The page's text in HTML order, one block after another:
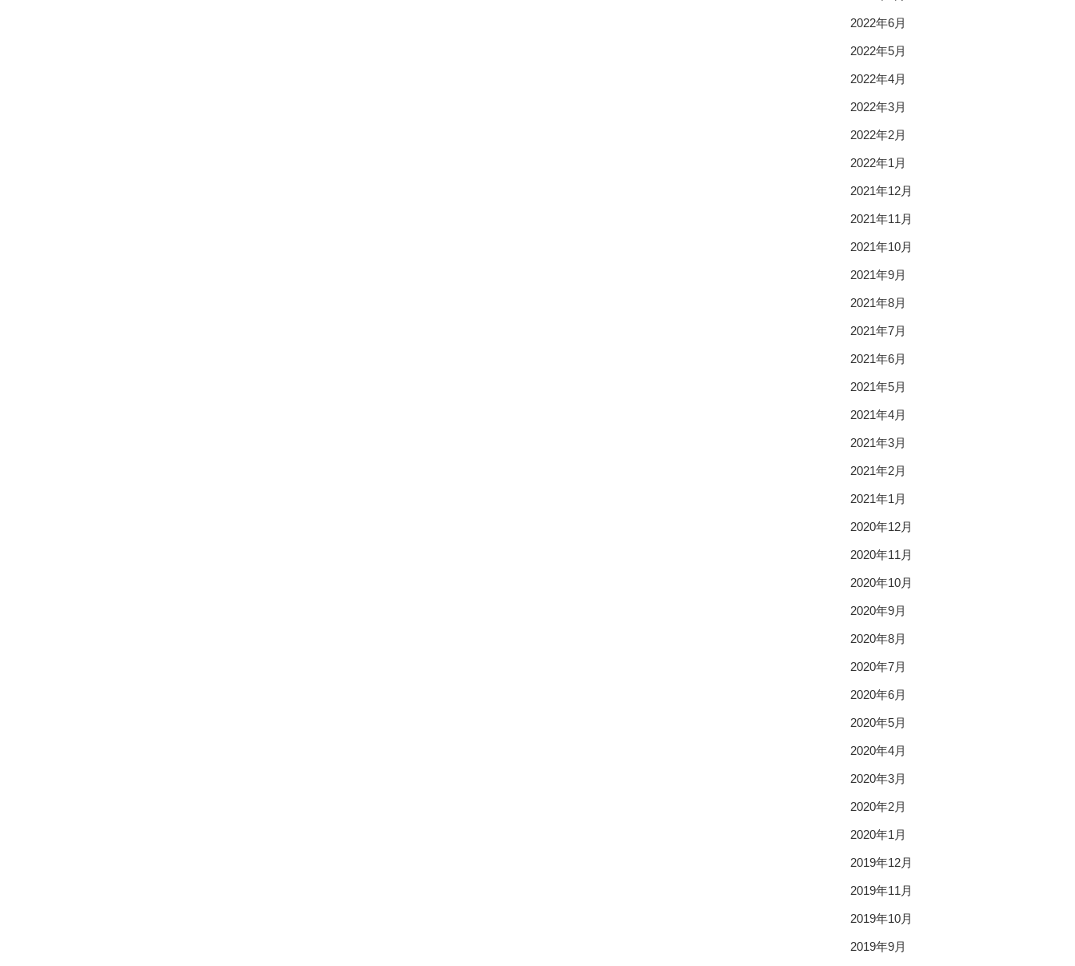
2022年6月
2022年5月
2022年4月
2022年3月
2022年2月
2022年1月
2021年12月
2021年11月
2021年10月
2021年9月
2021年8月
2021年7月
2021年6月
2021年5月
2021年4月
2021年3月
2021年2月
2021年1月
2020年12月
2020年11月
2020年10月
2020年9月
2020年8月
2020年7月
2020年6月
2020年5月
2020年4月
2020年3月
2020年2月
2020年1月
2019年12月
2019年11月
2019年10月
2019年9月